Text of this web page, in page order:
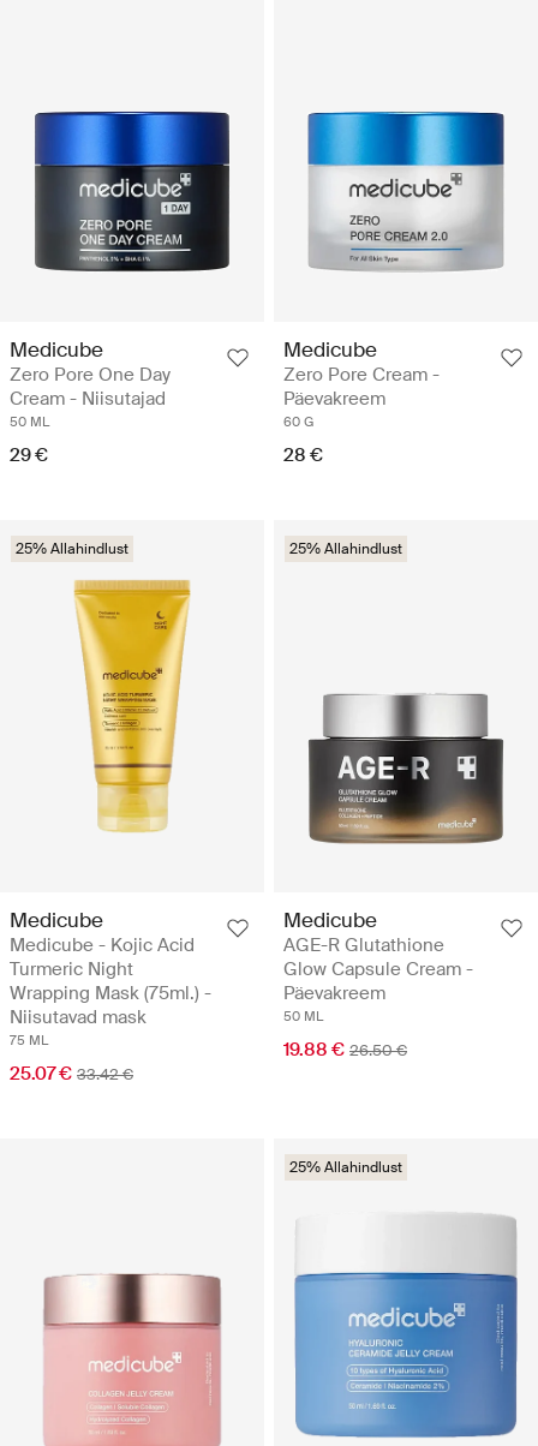
Medicube
Zero Pore One Day
Cream - Niisutajad
50 ML
29 €
Medicube
Zero Pore Cream -
Päevakreem
60 G
28 €
25% Allahindlust
Medicube
Medicube - Kojic Acid
Turmeric Night
Wrapping Mask (75ml.) -
Niisutavad mask
75 ML
25.07 € 33.42 €
25% Allahindlust
Medicube
AGE-R Glutathione
Glow Capsule Cream -
Päevakreem
50 ML
19.88 € 26.50 €
25% Allahindlust